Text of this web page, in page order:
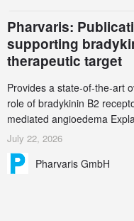
Pharvaris:
supporting
therapeutic target
Provides a state-of-the-art
role of bradykinin B2
mediated angioedema
targeting the bradykinin B2
additional bradykinin-
July 22, 2026
Pharvaris GmbH